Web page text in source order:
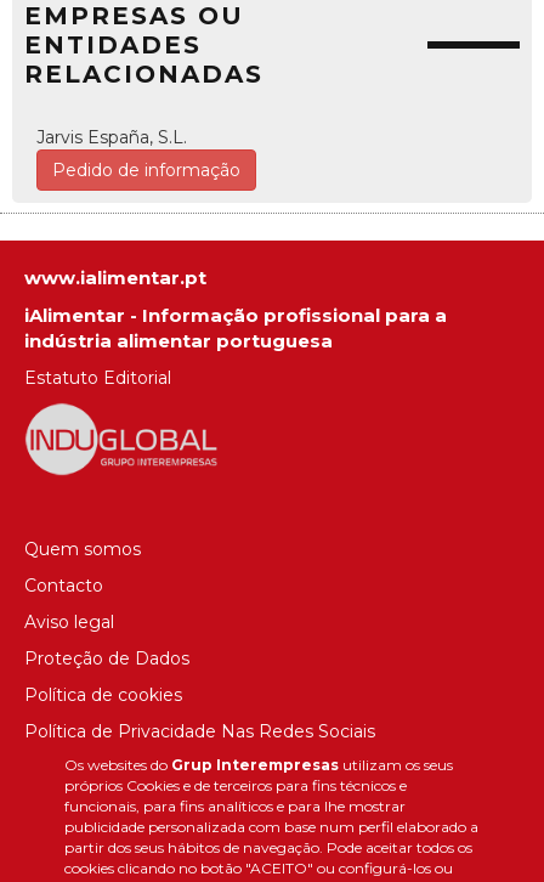
Os websites do Grup Interempresasutilizam os seus
próprios Cookies e de terceiros para fins técnicos e
funcionais, para fins analíticos e para lhe mostrar
publicidade personalizada com base num perfil elaborado a
partir dos seus hábitos de navegação. Pode aceitar todos os
cookies clicando no botão "ACEITO" ou configurá-los ou
EMPRESAS OU
ENTIDADES
RELACIONADAS
Jarvis España, S.L.
Pedido de informação
www.ialimentar.pt
iAlimentar - Informação profissional para a
indústria alimentar portuguesa
Estatuto Editorial
Quem somos
Contacto
Aviso legal
Proteção de Dados
Política de cookies
Política de Privacidade Nas Redes Sociais
Canal de denúncias
Colaborações editoriais